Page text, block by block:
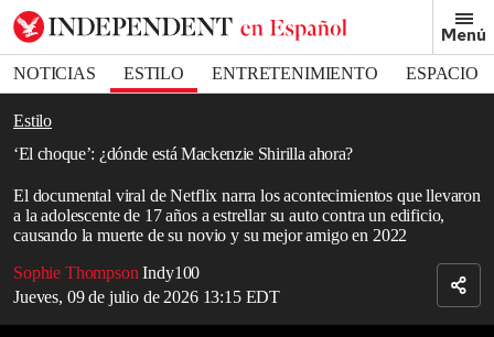
Menú
NOTICIAS ESTILO ENTRETENIMIENTO
ESPACIO
DEPORTES
Estilo
‘El choque’: ¿dónde está Mackenzie Shirilla ahora?
El documental viral de Netflix narra los acontecimientos que llevaron
a la adolescente de 17 años a estrellar su auto contra un edificio,
causando la muerte de su novio y su mejor amigo en 2022
Sophie Thompson Indy100
Jueves, 09 de julio de 2026 13:15 EDT
Bookmark popover
Removed from bookmarks
Close popover